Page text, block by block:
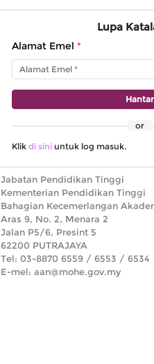
Lupa
Alamat Emel *
Hantar
or
Klik di sini untuk log masuk.
Jabatan Pendidikan Tinggi
Kementerian Pendidikan Tinggi
Bahagian Kecemerlangan
Aras 9, No. 2, Menara 2
Jalan P5/6, Presint 5
62200 PUTRAJAYA
Tel: 03-8870 6559 / 6553 / 6534
E-mel: aan@mohe.gov.my